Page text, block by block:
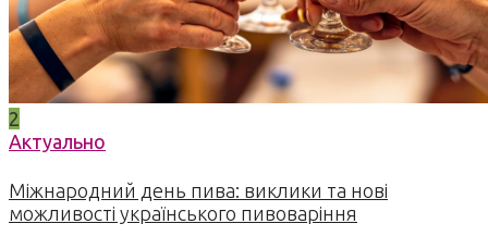
2
Актуально
Міжнародний день пива: виклики та нові
можливості українського пивоваріння